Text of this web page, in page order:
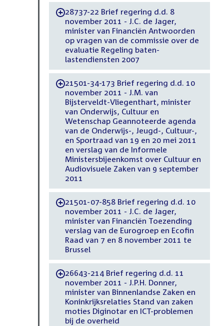
-28737-22 Brief regering d.d. 8
november 2011 - J.C. de Jager,
minister van Financiën Antwoorden
op vragen van de commissie over de
evaluatie Regeling baten-
lastendiensten 2007
-21501-34-173 Brief regering d.d. 10
november 2011 - J.M. van
Bijsterveldt-Vliegenthart, minister
van Onderwijs, Cultuur en
Wetenschap Geannoteerde agenda
van de Onderwijs-, Jeugd-, Cultuur-,
en Sportraad van 19 en 20 mei 2011
en verslag van de Informele
Ministersbijeenkomst over Cultuur en
Audiovisuele Zaken van 9 september
2011
-21501-07-858 Brief regering d.d. 10
november 2011 - J.C. de Jager,
minister van Financiën Toezending
verslag van de Eurogroep en Ecofin
Raad van 7 en 8 november 2011 te
Brussel
-26643-214 Brief regering d.d. 11
november 2011 - J.P.H. Donner,
minister van Binnenlandse Zaken en
Koninkrijksrelaties Stand van zaken
moties Diginotar en ICT-problemen
bij de overheid